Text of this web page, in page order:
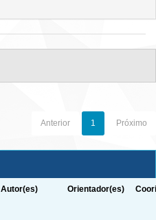
Anterior 1 Próximo
Autor(es) Orientador(es)